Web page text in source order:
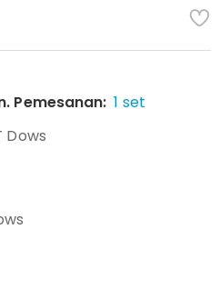
Pemesanan: 1 set
Dows